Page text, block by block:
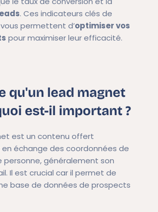
. Ces indicateurs clés de
permettent d’optimiser vos
pour maximiser leur efficacité.
qu'un lead magnet
est-il important ?
est un contenu offert
échange des coordonnées de
généralement son
Il est crucial car il permet de
base de données de prospects